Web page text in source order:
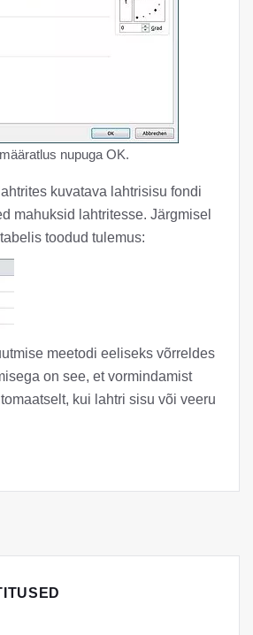
nupuga OK.
kuvatava lahtrisisu fondi
mahuksid lahtritesse. Järgmisel
toodud tulemus:
meetodi eeliseks võrreldes
on see, et vormindamist
kui lahtri sisu või veeru